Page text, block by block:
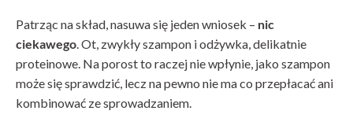
Patrząc na skład, nasuwa się jeden wniosek – nic
ciekawego. Ot, zwykły szampon i odżywka, delikatnie
proteinowe. Na porost to raczej nie wpłynie, jako szampon
może się sprawdzić, lecz na pewno nie ma co przepłacać ani
kombinować ze sprowadzaniem.